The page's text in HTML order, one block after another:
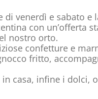
venerdì e sabato e
con un’offerta
nostro orto.
confetture e
fritto,
casa, infine i dolci,